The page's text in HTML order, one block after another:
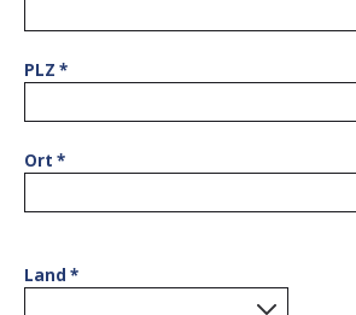
PLZ *
Ort *
Land *